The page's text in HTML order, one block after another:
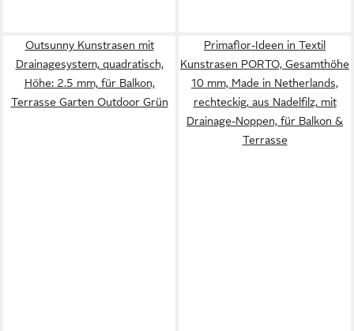
Outsunny Kunstrasen mit
Drainagesystem, quadratisch,
Höhe: 2.5 mm, für Balkon,
Terrasse Garten Outdoor Grün
Primaflor-Ideen in Textil
Kunstrasen PORTO, Gesamthöhe
10 mm, Made in Netherlands,
rechteckig, aus Nadelfilz, mit
Drainage-Noppen, für Balkon &
Terrasse